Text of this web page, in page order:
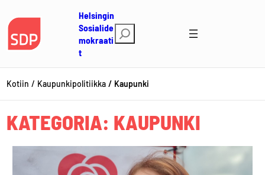
sisältöön
Helsingin
Sosialide
mokraati
t
t
Kotiin Kaupunkipolitiikka Kaupunki
KATEGORIA: KAUPUNKI